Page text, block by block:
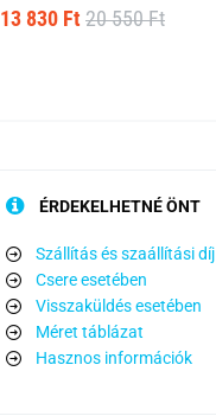
13 830 Ft 20 550 Ft
ÉRDEKELHETNÉ ÖNT
Szállítás és szaállítási díj
Csere esetében
Visszaküldés esetében
Méret táblázat
Hasznos információk